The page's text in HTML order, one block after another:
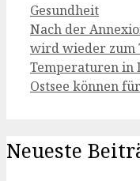
Kategorien
Gesundheit
Nach der
wird wieder zum
Temperaturen in
Ostsee können
Neueste